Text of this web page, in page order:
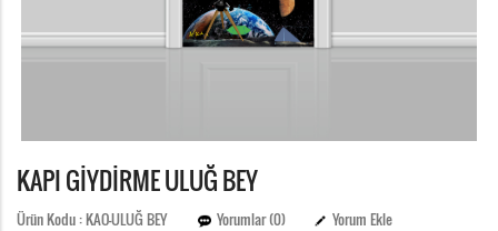
KAPI GİYDİRME ULUĞ BEY
Ürün Kodu : KAO-ULUĞ BEY Yorumlar (0) Yorum Ekle